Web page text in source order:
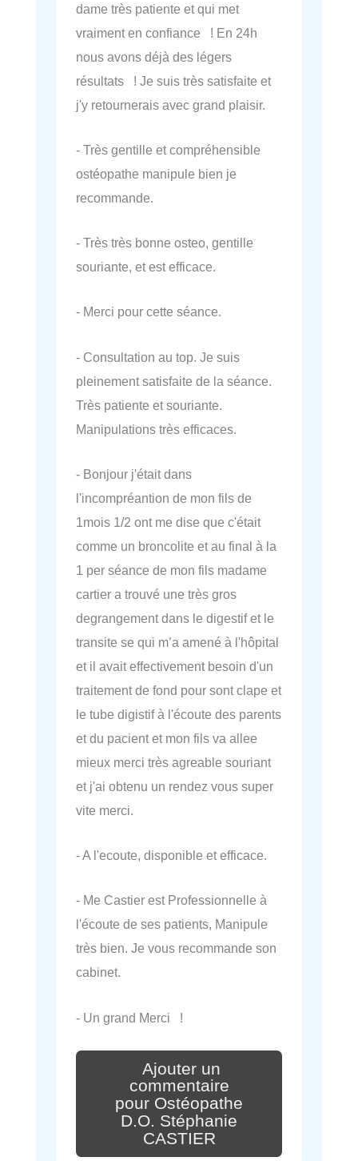
dame très patiente et qui met
vraiment en confiance ! En 24h
nous avons déjà des légers
résultats ! Je suis très satisfaite et
j'y retournerais avec grand plaisir.
- Très gentille et compréhensible
ostéopathe manipule bien je
recommande.
- Très très bonne osteo, gentille
souriante, et est efficace.
- Merci pour cette séance.
- Consultation au top. Je suis
pleinement satisfaite de la séance.
Très patiente et souriante.
Manipulations très efficaces.
- Bonjour j'était dans
l'incompréantion de mon fils de
1mois 1/2 ont me dise que c'était
comme un broncolite et au final à la
1 per séance de mon fils madame
cartier a trouvé une très gros
degrangement dans le digestif et le
transite se qui m’a amené à l'hôpital
et il avait effectivement besoin d'un
traitement de fond pour sont clape et
le tube digistif à l'écoute des parents
et du pacient et mon fils va allee
mieux merci très agreable souriant
et j'ai obtenu un rendez vous super
vite merci.
- A l'ecoute, disponible et efficace.
- Me Castier est Professionnelle à
l'écoute de ses patients, Manipule
très bien. Je vous recommande son
cabinet.
- Un grand Merci !
Ajouter un
commentaire
pour Ostéopathe
D.O. Stéphanie
CASTIER